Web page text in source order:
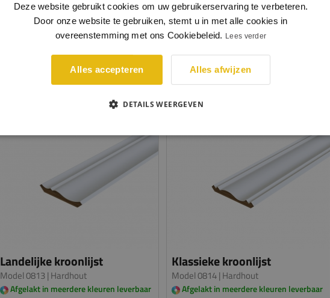
9 X 45 MM € 2,18
per meter
18 x 120 mm € 11,66
BEKIJKEN
Landelijke kroonlijst
Model 0813 | Hardhout
Afgelakt in meerdere kleuren leverbaar
Klassieke kroonlijst
Model 0814| Hardhout
Afgelakt in meerdere kleuren leverbaar
Deze website gebruikt cookies om uw gebruikerservaring te verbeteren.
Door onze website te gebruiken, stemt u in met alle cookies in
overeenstemming met ons Cookiebeleid. Lees verder
Alles accepteren Alles afwijzen
DETAILS WEERGEVEN